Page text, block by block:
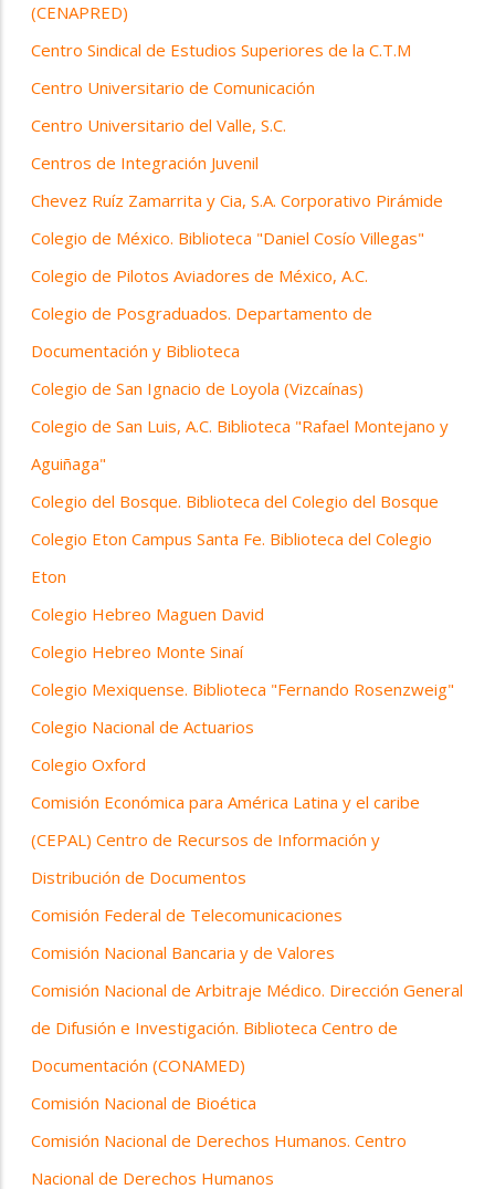
(CENAPRED)
Centro Sindical de Estudios Superiores de la C.T.M
Centro Universitario de Comunicación
Centro Universitario del Valle, S.C.
Centros de Integración Juvenil
Chevez Ruíz Zamarrita y Cia, S.A. Corporativo Pirámide
Colegio de México. Biblioteca "Daniel Cosío Villegas"
Colegio de Pilotos Aviadores de México, A.C.
Colegio de Posgraduados. Departamento de
Documentación y Biblioteca
Colegio de San Ignacio de Loyola (Vizcaínas)
Colegio de San Luis, A.C. Biblioteca "Rafael Montejano y
Aguiñaga"
Colegio del Bosque. Biblioteca del Colegio del Bosque
Colegio Eton Campus Santa Fe. Biblioteca del Colegio
Eton
Colegio Hebreo Maguen David
Colegio Hebreo Monte Sinaí
Colegio Mexiquense. Biblioteca "Fernando Rosenzweig"
Colegio Nacional de Actuarios
Colegio Oxford
Comisión Económica para América Latina y el caribe
(CEPAL) Centro de Recursos de Información y
Distribución de Documentos
Comisión Federal de Telecomunicaciones
Comisión Nacional Bancaria y de Valores
Comisión Nacional de Arbitraje Médico. Dirección General
de Difusión e Investigación. Biblioteca Centro de
Documentación (CONAMED)
Comisión Nacional de Bioética
Comisión Nacional de Derechos Humanos. Centro
Nacional de Derechos Humanos